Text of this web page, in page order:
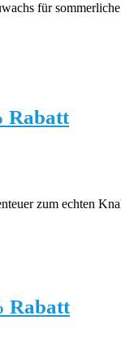
für
Rabatt
zum echten
Rabatt